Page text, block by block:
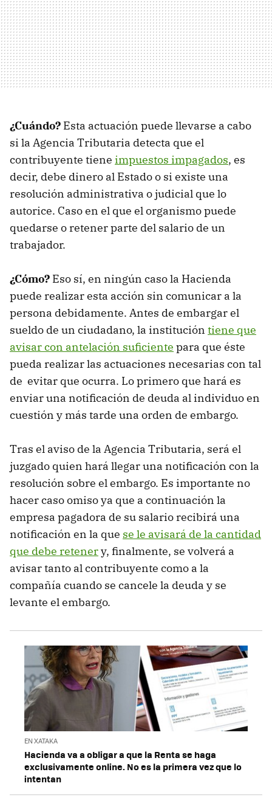
¿Cuándo? Esta actuación puede llevarse a cabo
si la Agencia Tributaria detecta que el
contribuyente tiene impuestos impagados, es
decir, debe dinero al Estado o si existe una
resolución administrativa o judicial que lo
autorice. Caso en el que el organismo puede
quedarse o retener parte del salario de un
trabajador.
¿Cómo? Eso sí, en ningún caso la Hacienda
puede realizar esta acción sin comunicar a la
persona debidamente. Antes de embargar el
sueldo de un ciudadano, la institución tiene que
avisar con antelación suficiente para que éste
pueda realizar las actuaciones necesarias con tal
de evitar que ocurra. Lo primero que hará es
enviar una notificación de deuda al individuo en
cuestión y más tarde una orden de embargo.
Tras el aviso de la Agencia Tributaria, será el
juzgado quien hará llegar una notificación con la
resolución sobre el embargo. Es importante no
hacer caso omiso ya que a continuación la
empresa pagadora de su salario recibirá una
notificación en la que se le avisará de la cantidad
que debe retenery, finalmente, se volverá a
avisar tanto al contribuyente como a la
compañía cuando se cancele la deuda y se
levante el embargo.
EN XATAKA
Hacienda va a obligar a que la Renta se haga
exclusivamente online. No es la primera vez que lo
intentan